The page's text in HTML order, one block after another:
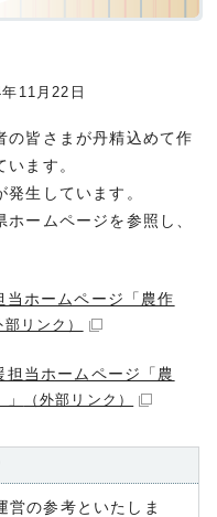
11月22日
の皆さまが丹精込めて作
ます。
生しています。
ームページを参照し、
ホームページ「農作
部リンク）
当ホームページ「農
（外部リンク）
営の参考といたしま